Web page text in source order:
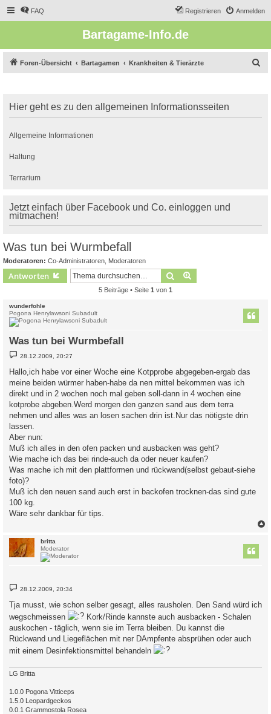
FAQ Anmelden
Registrieren
Bartagame-Info.de
Foren-Übersicht Bartagamen Krankheiten & Tierärzte
e
Hier geht es zu den allgemeinen Informationsseiten
Allgemeine Informationen
Haltung
Terrarium
Jetzt einfach über Facebook und Co. einloggen und
mitmachen!
Was tun bei Wurmbefall
Moderatoren: Co-Administratoren Moderatoren
Antworten Suche
5 Beiträge • Seite 1 von 1
wunderfohle
Pogona Henrylawsoni Subadult
Was tun bei Wurmbefall
B
e
i
t
r
g
28.12.2009, 20:27
Hallo,ich habe vor einer Woche eine Kotpprobe abgegeben-ergab das
meine beiden würmer haben-habe da nen mittel bekommen was ich
direkt und in 2 wochen noch mal geben soll-dann in 4 wochen eine
kotprobe abgeben.Werd morgen den ganzen sand aus dem terra
nehmen und alles was an losen sachen drin ist.Nur das nötigste drin
lassen.
Aber nun:
Muß ich alles in den ofen packen und ausbacken was geht?
Wie mache ich das bei rinde-auch da oder neuer kaufen?
Was mache ich mit den plattformen und rückwand(selbst gebaut-siehe
foto)?
Muß ich den neuen sand auch erst in backofen trocknen-das sind gute
100 kg.
Wäre sehr dankbar für tips.
britta
Moderator
B
e
t
r
a
g
28.12.2009, 20:34
Tja musst, wie schon selber gesagt, alles rausholen. Den Sand würd ich
wegschmeissen
Kork/Rinde kannste auch ausbacken - Schalen
auskochen - täglich, wenn sie im Terra bleiben. Du kannst die
Rückwand und Liegeflächen mit ner DAmpfente absprühen oder auch
mit einem Desinfektionsmittel behandeln
LG Britta
1.0.0 Pogona Vitticeps
1.5.0 Leopardgeckos
0.0.1 Grammostola Rosea